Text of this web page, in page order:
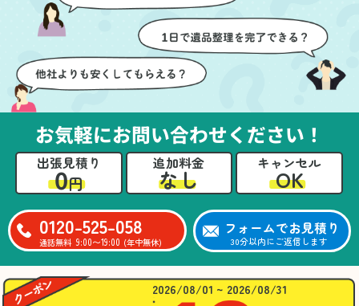
お気軽にお問い合わせください！
出張見積り
0円
追加料金
なし
キャンセル
OK
0120-525-058
通話無料 9:00〜19:00 (年中無休)
フォームでお見積り
30分以内にご返信します
2026/08/01 ~ 2026/08/31